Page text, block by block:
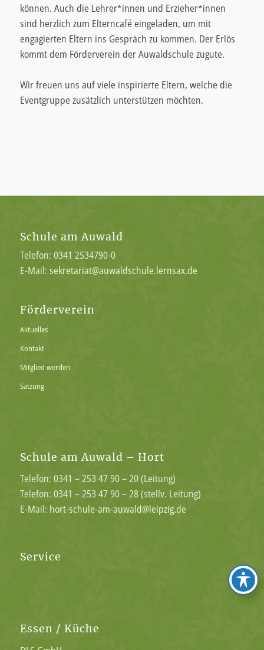
können. Auch die Lehrer*innen und Erzieher*innen
sind herzlich zum Elterncafé eingeladen, um mit
engagierten Eltern ins Gespräch zu kommen. Der Erlös
kommt dem Förderverein der Auwaldschule zugute.
Wir freuen uns auf viele inspirierte Eltern, welche die
Eventgruppe zusätzlich unterstützen möchten.
Schule am Auwald
Telefon: 0341 2534790-0
E-Mail: sekretariat@auwaldschule.lernsax.de
Förderverein
Aktuelles
Kontakt
Mitglied werden
Satzung
Schule am Auwald – Hort
Telefon: 0341 – 253 47 90 – 20 (Leitung)
Telefon: 0341 – 253 47 90 – 28 (stellv. Leitung)
E-Mail: hort-schule-am-auwald@leipzig.de
Service
Essen / Küche